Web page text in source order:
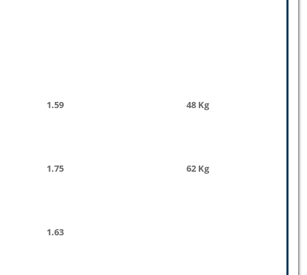
1.59 48 Kg
1.75 62 Kg
1.63